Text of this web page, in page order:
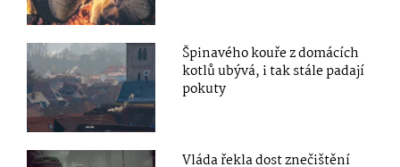
Špinavého kouře z domácích
kotlů ubývá, i tak stále padají
pokuty
Vláda řekla dost znečištění